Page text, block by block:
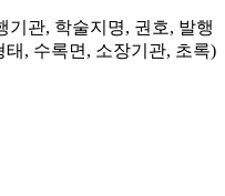
기관, 학술지명, 권호, 발행
, 수록면, 소장기관, 초록)